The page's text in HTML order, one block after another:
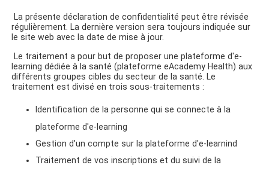
La présente déclaration de confidentialité peut être révisée
régulièrement. La dernière version sera toujours indiquée sur
le site web avec la date de mise à jour.
Le traitement a pour but de proposer une plateforme d'e-
learning dédiée à la santé (plateforme eAcademy Health) aux
différents groupes cibles du secteur de la santé. Le
traitement est divisé en trois sous-traitements :
Identification de la personne qui se connecte à la
plateforme d'e-learning
Gestion d'un compte sur la plateforme d'e-learnind
Traitement de vos inscriptions et du suivi de la